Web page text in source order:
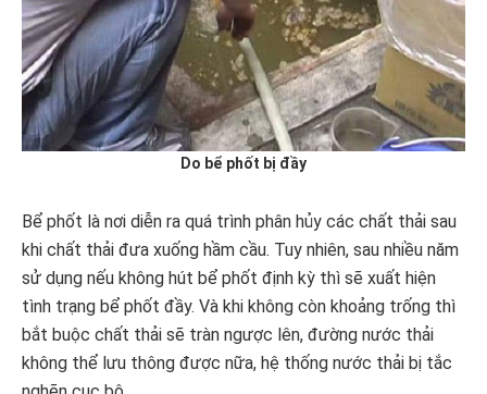
Do bể phốt bị đầy
Bể phốt là nơi diễn ra quá trình phân hủy các chất thải sau
khi chất thải đưa xuống hầm cầu. Tuy nhiên, sau nhiều năm
sử dụng nếu không hút bể phốt định kỳ thì sẽ xuất hiện
tình trạng bể phốt đầy. Và khi không còn khoảng trống thì
bắt buộc chất thải sẽ tràn ngược lên, đường nước thải
không thể lưu thông được nữa, hệ thống nước thải bị tắc